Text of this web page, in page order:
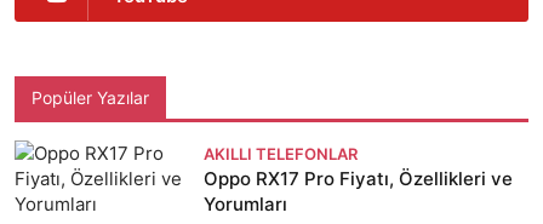
Popüler Yazılar
AKILLI TELEFONLAR
Oppo RX17 Pro Fiyatı, Özellikleri ve
Yorumları